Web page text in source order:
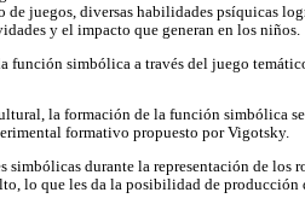
de juegos, diversas habilidades psíquicas
y el impacto que generan en los niños.
función simbólica a través del juego
la formación de la función simbólica
formativo propuesto por Vigotsky.
simbólicas durante la representación de los
lo que les da la posibilidad de producción